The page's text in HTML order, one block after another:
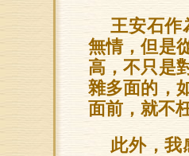
王安石作
無情，但是
高，不只是
雜多面的，
面前，就不
此外，我